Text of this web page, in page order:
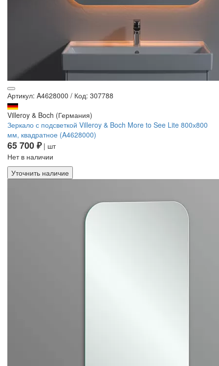
Артикул: A4628000 / Код: 307788
Villeroy & Boch (Германия)
Зеркало с подсветкой Villeroy & Boch More to See Lite 800х800
мм, квадратное (A4628000)
65 700 ₽| шт
Нет в наличии
Уточнить наличие